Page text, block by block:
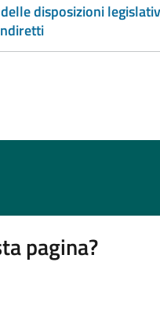
disposizioni
pagina?